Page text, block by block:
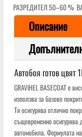
РАЗРЕДИТЕЛ 50–60 %
Описание
Автобоя готов цвят
GRAVIHEL BASECOAT е
използва за базово
Тя осигурява отлично
същевременно осигурява
автомобила. Формулата